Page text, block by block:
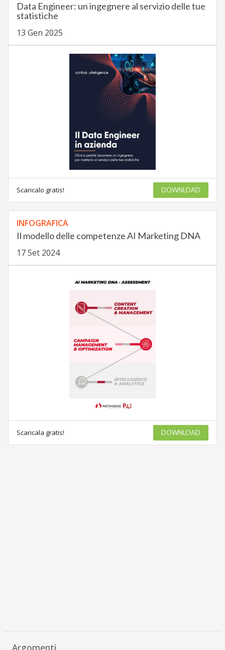
Data Engineer: un ingegnere al servizio delle tue
statistiche
13 Gen 2025
Scaricalo gratis! DOWNLOAD
INFOGRAFICA
Il modello delle competenze AI Marketing DNA
17 Set 2024
Scaricala gratis! DOWNLOAD
Argomenti